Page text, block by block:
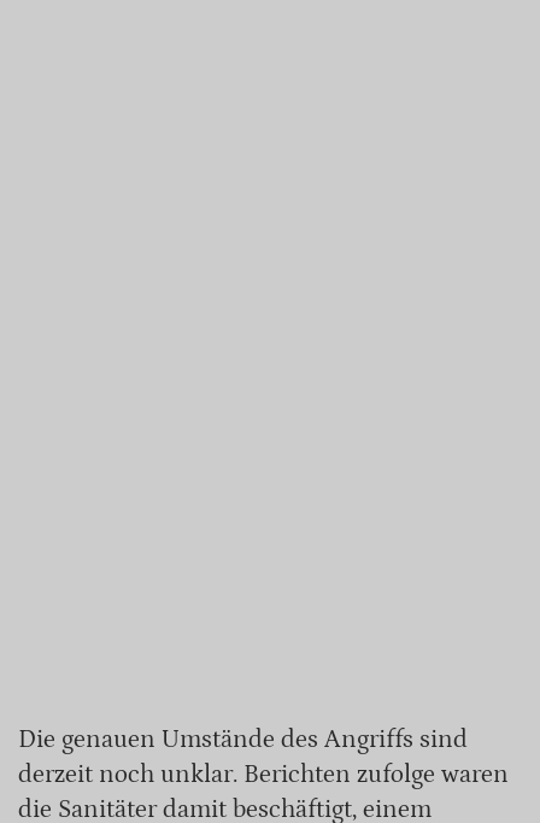
Die genauen Umstände des Angriffs sind
derzeit noch unklar. Berichten zufolge waren
die Sanitäter damit beschäftigt, einem